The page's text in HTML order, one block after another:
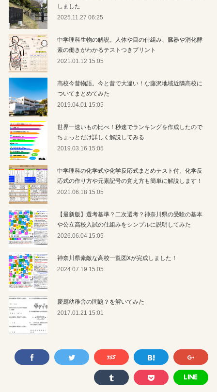
しました
2025.11.27 06:25
中学理科生物の解説。人体や目の仕組み、臓器や消化酵
素の働きがわかるテストつきプリント
2021.01.12 15:05
高校今昔物語。今と昔で大違い！な藤沢地域近隣高校に
ついてまとめてみた
2019.04.01 15:05
世界一速いもの比べ！秒速でランキングを作成したので
ちょっとだけ詳しく解説してみる
2019.03.16 15:05
中学理科の化学式や化学反応式まとめテスト付。化学反
応式の作り方や元素記号の覚え方も簡単に解説します！
2021.06.18 15:05
【最新版】選考基準？二次選考？神奈川県の受験の基本
や公立高校入試の仕組みをシンプルに説明してみた
2026.06.04 15:05
神奈川県素敵な高校一覧図Xが完成しました！
2024.07.19 15:05
慶應幼稚舎の問題？を解いてみた
2017.01.21 15:01